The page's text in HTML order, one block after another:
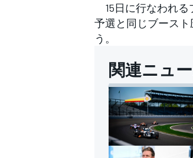
15日に行なわれる
予選と同じブース
う。
関連ニュ